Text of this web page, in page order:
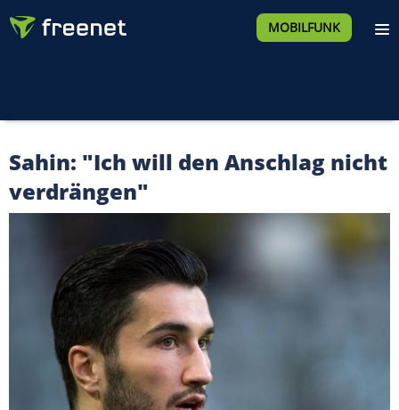
MOBILFUNK
Sahin: "Ich will den Anschlag nicht
verdrängen"